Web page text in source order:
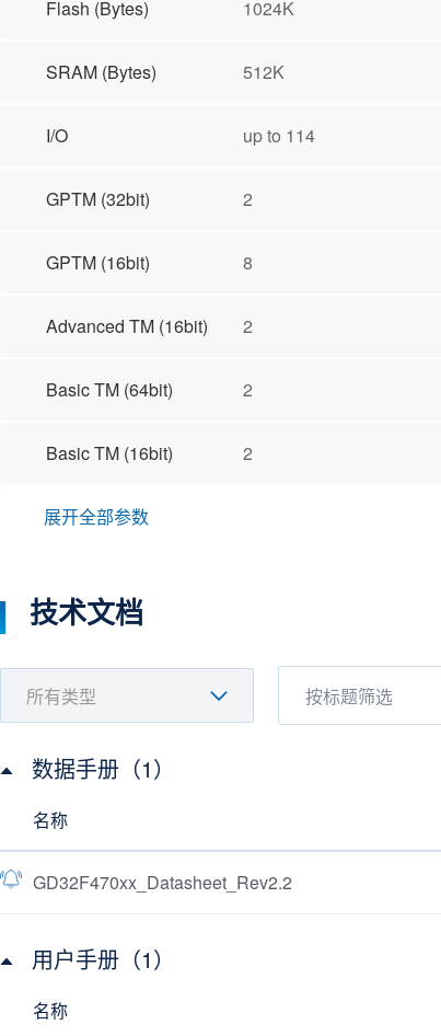
Flash (Bytes) 1024K
SRAM (Bytes) 512K
I/O up to 114
GPTM (32bit) 2
GPTM (16bit) 8
Advanced TM (16bit) 2
Basic TM (64bit) 2
Basic TM (16bit) 2
展开全部参数
技术文档
数据手册（1）
名称
GD32F470xx_Datasheet_Rev2.2
用户手册（1）
名称